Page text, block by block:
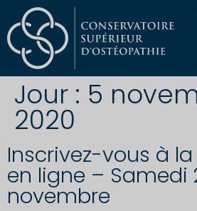
Jour : 5
2020
Inscrivez-vous à la
en ligne – Samedi
novembre